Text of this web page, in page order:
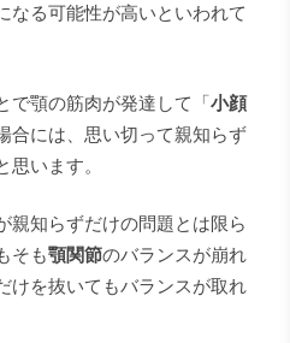
なる可能性が高いといわれて
で顎の筋肉が発達して「小顔
合には、思い切って親知らず
います。
親知らずだけの問題とは限ら
そも顎関節のバランスが崩れ
けを抜いてもバランスが取れ